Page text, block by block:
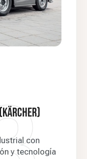
con
y tecnología